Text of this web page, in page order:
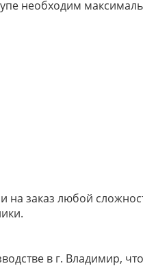
необходим
заказ любой
в г. Владимир,